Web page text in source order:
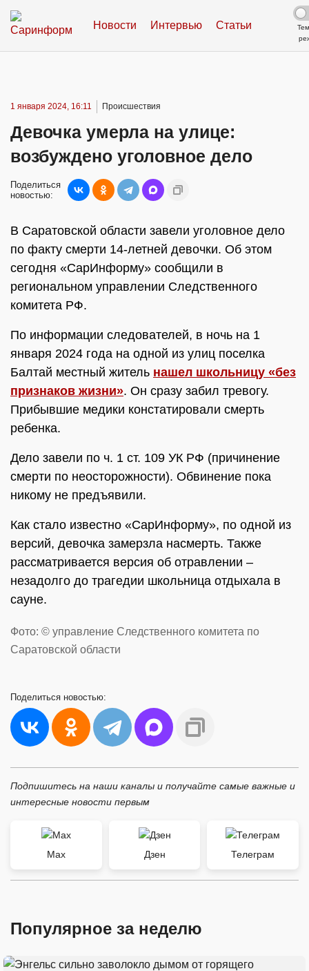
Новости Интервью Статьи
1 января 2024, 16:11 Происшествия
Девочка умерла на улице:
возбуждено уголовное дело
Поделиться
новостью:
В Саратовской области завели уголовное дело
по факту смерти 14-летней девочки. Об этом
сегодня «СарИнформу» сообщили в
региональном управлении Следственного
комитета РФ.
По информации следователей, в ночь на 1
января 2024 года на одной из улиц поселка
Балтай местный житель нашел школьницу «без
признаков жизни». Он сразу забил тревогу.
Прибывшие медики констатировали смерть
ребенка.
Дело завели по ч. 1 ст. 109 УК РФ (причинение
смерти по неосторожности). Обвинение пока
никому не предъявили.
Как стало известно «СарИнформу», по одной из
версий, девочка замерзла насмерть. Также
рассматривается версия об отравлении –
незадолго до трагедии школьница отдыхала в
сауне.
Фото: © управление Следственного комитета по
Саратовской области
Поделиться новостью:
Подпишитесь на наши каналы и получайте самые важные и
интересные новости первым
Max Дзен Телеграм
Популярное за неделю